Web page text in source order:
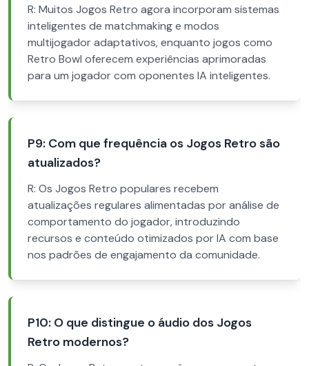
R: Muitos Jogos Retro agora incorporam sistemas
inteligentes de matchmaking e modos
multijogador adaptativos, enquanto jogos como
Retro Bowl oferecem experiências aprimoradas
para um jogador com oponentes IA inteligentes.
P9: Com que frequência os Jogos Retro são
atualizados?
R: Os Jogos Retro populares recebem
atualizações regulares alimentadas por análise de
comportamento do jogador, introduzindo
recursos e conteúdo otimizados por IA com base
nos padrões de engajamento da comunidade.
P10: O que distingue o áudio dos Jogos
Retro modernos?